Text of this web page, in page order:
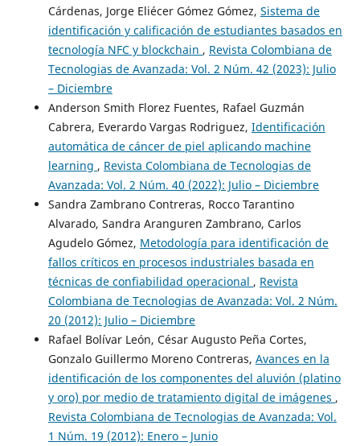
Cárdenas, Jorge Eliécer Gómez Gómez, Sistema de
identificación y calificación de estudiantes basados en
tecnología NFC y blockchain , Revista Colombiana de
Tecnologias de Avanzada: Vol. 2 Núm. 42 (2023): Julio
– Diciembre
Anderson Smith Florez Fuentes, Rafael Guzmán
Cabrera, Everardo Vargas Rodriguez, Identificación
automática de cáncer de piel aplicando machine
learning , Revista Colombiana de Tecnologias de
Avanzada: Vol. 2 Núm. 40 (2022): Julio – Diciembre
Sandra Zambrano Contreras, Rocco Tarantino
Alvarado, Sandra Aranguren Zambrano, Carlos
Agudelo Gómez, Metodología para identificación de
fallos críticos en procesos industriales basada en
técnicas de confiabilidad operacional , Revista
Colombiana de Tecnologias de Avanzada: Vol. 2 Núm.
20 (2012): Julio – Diciembre
Rafael Bolívar León, César Augusto Peña Cortes,
Gonzalo Guillermo Moreno Contreras, Avances en la
identificación de los componentes del aluvión (platino
y oro) por medio de tratamiento digital de imágenes ,
Revista Colombiana de Tecnologias de Avanzada: Vol.
1 Núm. 19 (2012): Enero – Junio